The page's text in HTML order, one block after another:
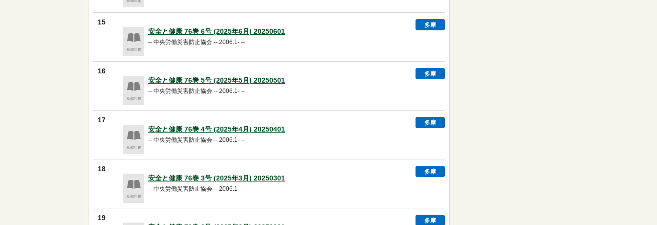
15
安全と健康 76巻 6号 (2025年6月) 20250601
-- 中央労働災害防止協会 -- 2006.1- --
多摩
16
安全と健康 76巻 5号 (2025年5月) 20250501
-- 中央労働災害防止協会 -- 2006.1- --
多摩
17
安全と健康 76巻 4号 (2025年4月) 20250401
-- 中央労働災害防止協会 -- 2006.1- --
多摩
18
安全と健康 76巻 3号 (2025年3月) 20250301
-- 中央労働災害防止協会 -- 2006.1- --
多摩
19
多摩